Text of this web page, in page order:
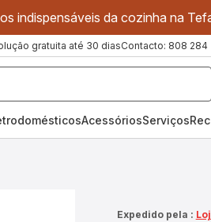
indispensáveis da cozinha na
gratuita até 30 diasContacto: 808 284
AcessóriosServiços
Expedido pela :